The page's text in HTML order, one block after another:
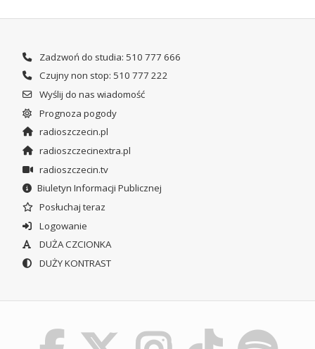
Zadzwoń do studia: 510 777 666
Czujny non stop: 510 777 222
Wyślij do nas wiadomość
Prognoza pogody
radioszczecin.pl
radioszczecinextra.pl
radioszczecin.tv
Biuletyn Informacji Publicznej
Posłuchaj teraz
Logowanie
DUŻA CZCIONKA
DUŻY KONTRAST